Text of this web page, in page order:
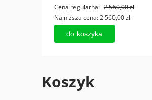
Cena regularna: 2 560,00 zł
Najniższa cena:2 560,00 zł
do koszyka
Koszyk